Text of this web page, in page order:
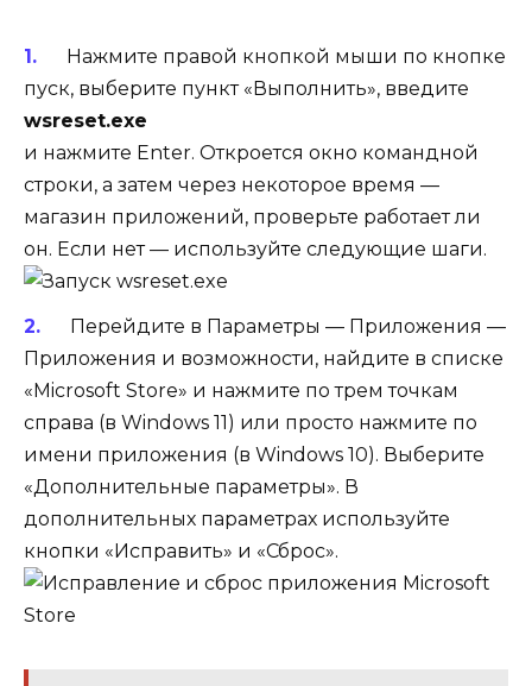
Нажмите правой кнопкой мыши по кнопке
пуск, выберите пункт «Выполнить», введите
wsreset.exe
и нажмите Enter. Откроется окно командной
строки, а затем через некоторое время —
магазин приложений, проверьте работает ли
он. Если нет — используйте следующие шаги.
Перейдите в Параметры — Приложения —
Приложения и возможности, найдите в списке
«Microsoft Store» и нажмите по трем точкам
справа (в Windows 11) или просто нажмите по
имени приложения (в Windows 10). Выберите
«Дополнительные параметры». В
дополнительных параметрах используйте
кнопки «Исправить» и «Сброс».